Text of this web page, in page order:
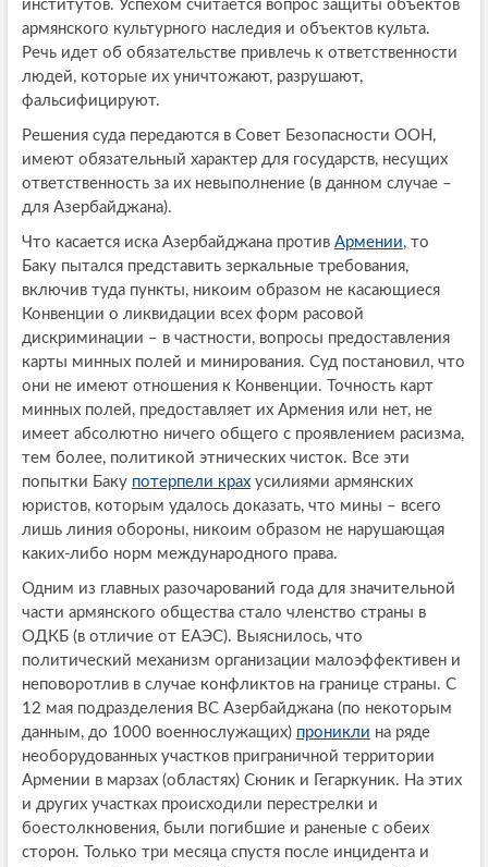
институтов. Успехом считается вопрос защиты объектов
армянского культурного наследия и объектов культа.
Речь идет об обязательстве привлечь к ответственности
людей, которые их уничтожают, разрушают,
фальсифицируют.
Решения суда передаются в Совет Безопасности ООН,
имеют обязательный характер для государств, несущих
ответственность за их невыполнение (в данном случае –
для Азербайджана).
Что касается иска Азербайджана против Армении, то
Баку пытался представить зеркальные требования,
включив туда пункты, никоим образом не касающиеся
Конвенции о ликвидации всех форм расовой
дискриминации – в частности, вопросы предоставления
карты минных полей и минирования. Суд постановил, что
они не имеют отношения к Конвенции. Точность карт
минных полей, предоставляет их Армения или нет, не
имеет абсолютно ничего общего с проявлением расизма,
тем более, политикой этнических чисток. Все эти
попытки Баку потерпели крахусилиями армянских
юристов, которым удалось доказать, что мины – всего
лишь линия обороны, никоим образом не нарушающая
каких-либо норм международного права.
Одним из главных разочарований года для значительной
части армянского общества стало членство страны в
ОДКБ (в отличие от ЕАЭС). Выяснилось, что
политический механизм организации малоэффективен и
неповоротлив в случае конфликтов на границе страны. С
12 мая подразделения ВС Азербайджана (по некоторым
данным, до 1000 военнослужащих) проникли на ряде
необорудованных участков приграничной территории
Армении в марзах (областях) Сюник и Гегаркуник. На этих
и других участках происходили перестрелки и
боестолкновения, были погибшие и раненые с обеих
сторон. Только три месяца спустя после инцидента и